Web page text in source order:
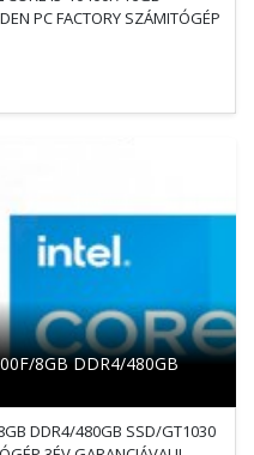
PC FACTORY SZÁMITÓGÉP
8GB DDR4/480GB
DDR4/480GB SSD/GT1030